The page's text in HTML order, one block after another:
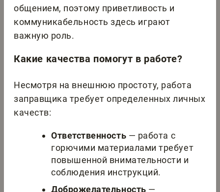
общением, поэтому приветливость и
коммуникабельность здесь играют
важную роль.
Какие качества помогут в работе?
Несмотря на внешнюю простоту, работа
заправщика требует определенных личных
качеств:
Ответственность — работа с
горючими материалами требует
повышенной внимательности и
соблюдения инструкций.
Доброжелательность —